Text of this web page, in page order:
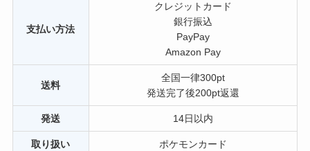
支払い方法
クレジットカード
銀行振込
PayPay
Amazon Pay
送料
全国一律300pt
発送完了後200pt返還
発送 14日以内
取り扱い
ポケモンカード